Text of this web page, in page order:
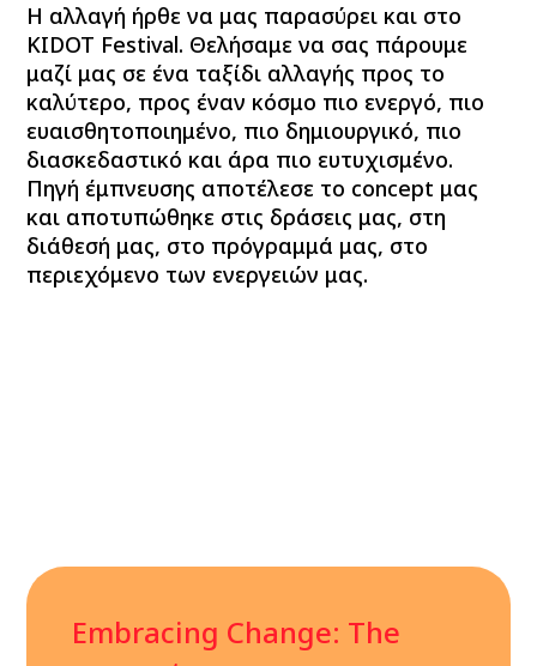
Η αλλαγή ήρθε να μας παρασύρει και στο
KIDOT Festival. Θελήσαμε να σας πάρουμε
μαζί μας σε ένα ταξίδι αλλαγής προς το
καλύτερο, προς έναν κόσμο πιο ενεργό, πιο
ευαισθητοποιημένο, πιο δημιουργικό, πιο
διασκεδαστικό και άρα πιο ευτυχισμένο.
Πηγή έμπνευσης αποτέλεσε το concept μας
και αποτυπώθηκε στις δράσεις μας, στη
διάθεσή μας, στο πρόγραμμά μας, στο
περιεχόμενο των ενεργειών μας.
Embracing Change: The